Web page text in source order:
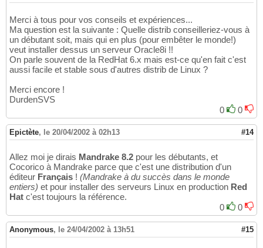
Merci à tous pour vos conseils et expériences...
Ma question est la suivante : Quelle distrib conseilleriez-vous à
un débutant soit, mais qui en plus (pour embêter le monde!)
veut installer dessus un serveur Oracle8i !!
On parle souvent de la RedHat 6.x mais est-ce qu'en fait c'est
aussi facile et stable sous d'autres distrib de Linux ?
Merci encore !
DurdenSVS
0
0
Epictète, le 20/04/2002 à 02h13 #14
Allez moi je dirais Mandrake 8.2 pour les débutants, et
Cocorico à Mandrake parce que c'est une distribution d'un
éditeur Français ! (Mandrake à du succès dans le monde
entiers) et pour installer des serveurs Linux en production Red
Hat c'est toujours la référence.
0
0
Anonymous, le 24/04/2002 à 13h51 #15